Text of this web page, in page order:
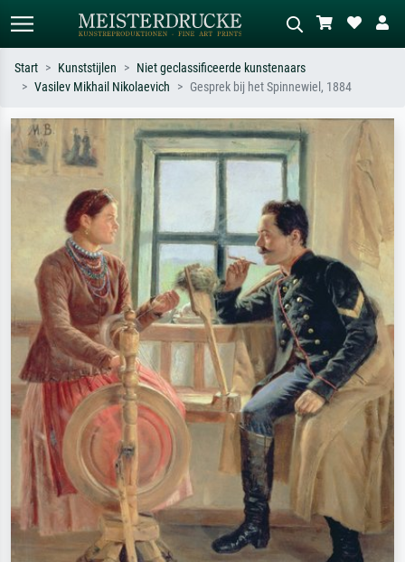
Zoek op kunstenaar, titel of stijl – bijv.
Monet, Sterrennacht, impressionisme,
Hokusai-golf, naakt.
Beschrijf de scène – bijv. groene
weide, abstract met veel rood, donker
olieverfschilderij, staand naakt naast
een boom.
Start Kunststijlen
Niet geclassificeerde kunstenaars
Vasilev Mikhail Nikolaevich
Gesprek bij het Spinnewiel, 1884